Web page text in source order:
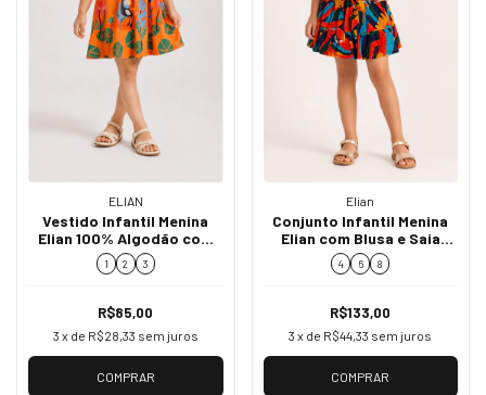
ELIAN
Vestido Infantil Menina
Elian 100% Algodão com
Estampa de Tucanos
232359
1 2 3
R$85,00
3 x de R$28,33 sem juros
COMPRAR
Elian
Conjunto Infantil Menina
Elian com Blusa e Saia
Estampada 232375
4 6 8
R$133,00
3 x de R$44,33 sem juros
COMPRAR